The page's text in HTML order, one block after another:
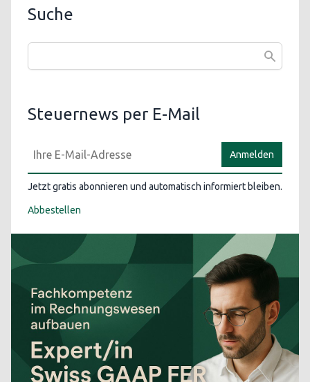
Suche
Steuernews per E-Mail
Anmelden
Jetzt gratis abonnieren und automatisch informiert bleiben.
Abbestellen